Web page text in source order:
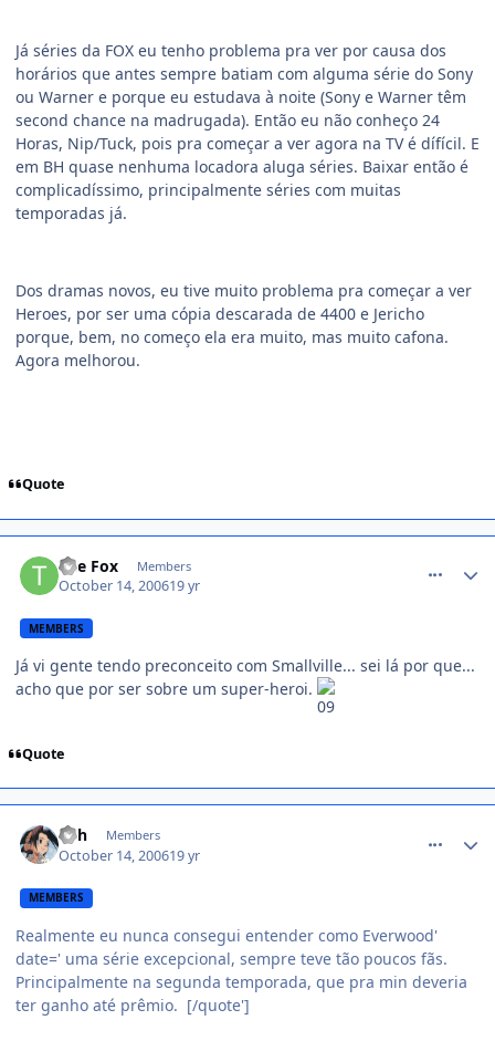
Já séries da FOX eu tenho problema pra ver por causa dos
horários que antes sempre batiam com alguma série do Sony
ou Warner e porque eu estudava à noite (Sony e Warner têm
second chance na madrugada). Então eu não conheço 24
Horas, Nip/Tuck, pois pra começar a ver agora na TV é dífícil. E
em BH quase nenhuma locadora aluga séries. Baixar então é
complicadíssimo, principalmente séries com muitas
temporadas já.
Dos dramas novos, eu tive muito problema pra começar a ver
Heroes, por ser uma cópia descarada de 4400 e Jericho
porque, bem, no começo ela era muito, mas muito cafona.
Agora melhorou.
Quote
The Fox Members
October 14, 200619 yr
MEMBERS
Já vi gente tendo preconceito com Smallville... sei lá por que...
acho que por ser sobre um super-heroi.
Quote
Yoh Members
October 14, 200619 yr
MEMBERS
Realmente eu nunca consegui entender como Everwood'
date=' uma série excepcional, sempre teve tão poucos fãs.
Principalmente na segunda temporada, que pra min deveria
ter ganho até prêmio. [/quote']